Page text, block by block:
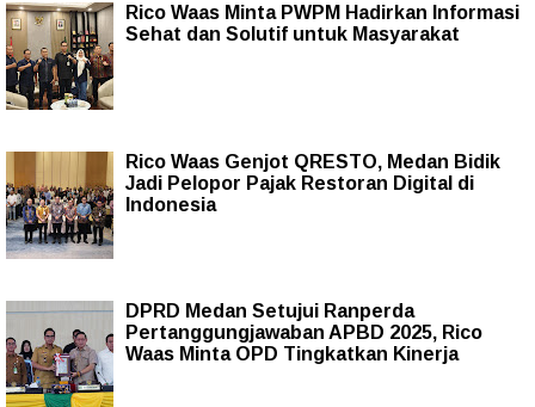
Rico Waas Minta PWPM Hadirkan Informasi
Sehat dan Solutif untuk Masyarakat
Rico Waas Genjot QRESTO, Medan Bidik
Jadi Pelopor Pajak Restoran Digital di
Indonesia
DPRD Medan Setujui Ranperda
Pertanggungjawaban APBD 2025, Rico
Waas Minta OPD Tingkatkan Kinerja